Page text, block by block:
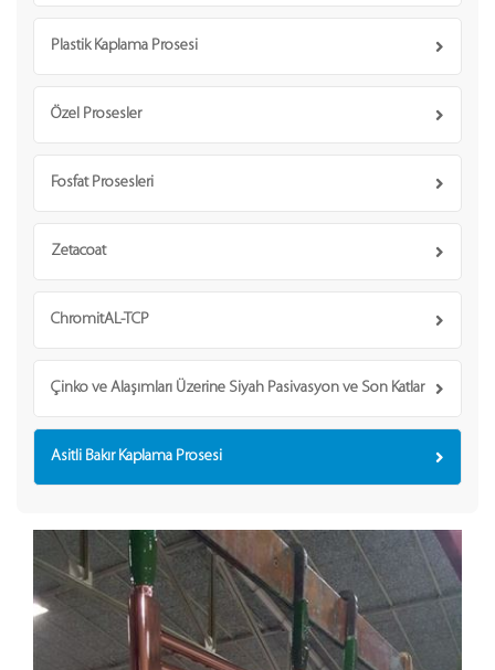
Plastik Kaplama Prosesi
Özel Prosesler
Fosfat Prosesleri
Zetacoat
ChromitAL-TCP
Çinko ve Alaşımları Üzerine Siyah Pasivasyon ve Son Katlar
Asitli Bakır Kaplama Prosesi